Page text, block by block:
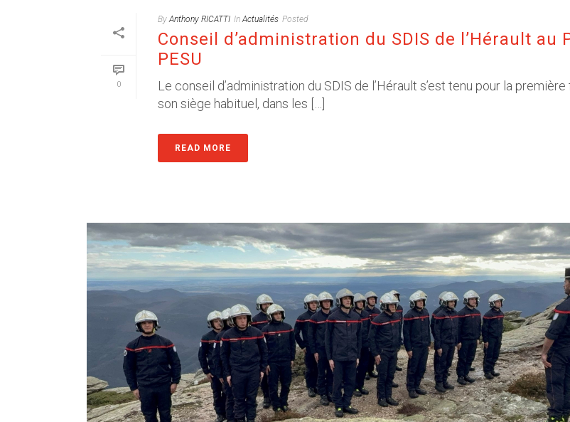
0
By Anthony RICATTI In Actualités Posted
Conseil d’administration du SDIS de l’Hérault au
PESU
Le conseil d’administration du SDIS de l’Hérault s’est tenu pour la
son siège habituel, dans les […]
READ MORE